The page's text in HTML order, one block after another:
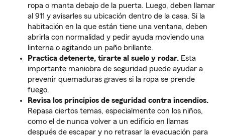
ropa o manta debajo de la puerta. Luego, deben llamar
al 911 y avisarles su ubicación dentro de la casa. Si la
habitación en la que están tiene una ventana, deben
abrirla con normalidad y pedir ayuda moviendo una
linterna o agitando un paño brillante.
Practica detenerte, tirarte al suelo y rodar. Esta
importante maniobra de seguridad puede ayudar a
prevenir quemaduras graves si la ropa se prende
fuego.
Revisa los principios de seguridad contra incendios.
Repasa ciertos temas, especialmente con los niños,
como el de nunca volver a un edificio en llamas
después de escapar y no retrasar la evacuación para